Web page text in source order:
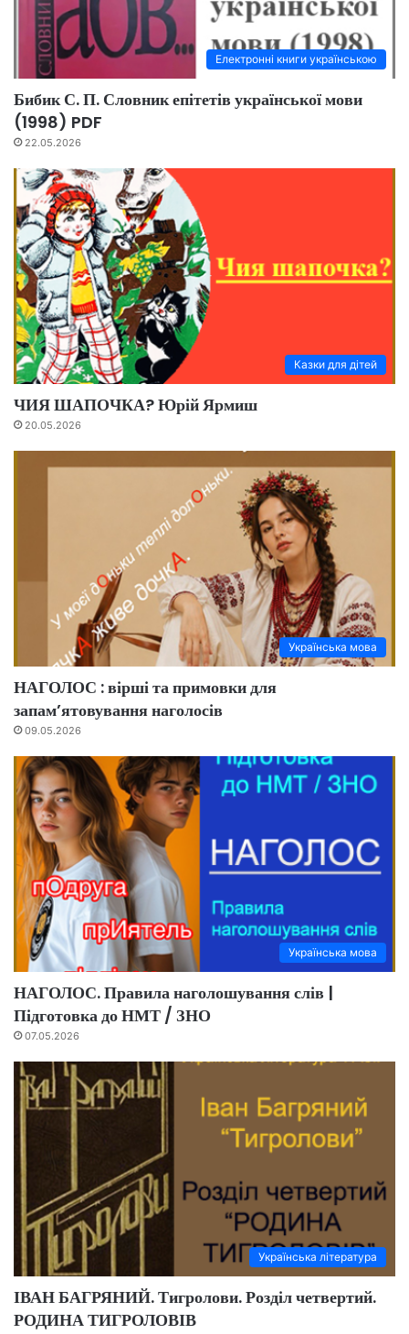
Електронні книги українською
Бибик С. П. Словник епітетів української мови
(1998) PDF
22.05.2026
Казки для дітей
ЧИЯ ШАПОЧКА? Юрій Ярмиш
20.05.2026
Українська мова
НАГОЛОС : вірші та примовки для
запам’ятовування наголосів
09.05.2026
Українська мова
НАГОЛОС. Правила наголошування слів |
Підготовка до НМТ / ЗНО
07.05.2026
Українська література
ІВАН БАГРЯНИЙ. Тигролови. Розділ четвертий.
РОДИНА ТИГРОЛОВІВ